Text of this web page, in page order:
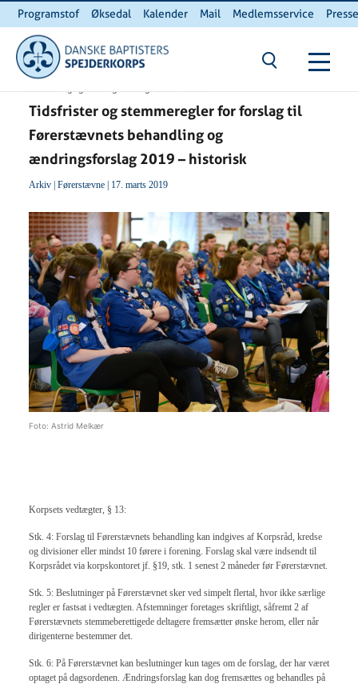
Programstof Øksedal Kalender Mail Medlemsservice
INTERNnet
Du er her:
Tidsfrister og stemmeregler for forslag til
Førerstævnets behandling og
ændringsforslag 2019 – historisk
Arkiv| Førerstævne| 17. marts 2019
Foto: Astrid Melkær
Korpsets vedtægter, § 13:
Stk. 4: Forslag til Førerstævnets behandling kan indgives af Korpsråd, kredse
og divisioner eller mindst 10 førere i forening. Forslag skal være indsendt til
Korpsrådet via korpskontoret jf. §19, stk. 1 senest 2 måneder før Førerstævnet.
Stk. 5: Beslutninger på Førerstævnet sker ved simpelt flertal, hvor ikke særlige
regler er fastsat i vedtægten. Afstemninger foretages skriftligt, såfremt 2 af
Førerstævnets stemmeberettigede deltagere fremsætter ønske herom, eller når
dirigenterne bestemmer det.
Stk. 6: På Førerstævnet kan beslutninger kun tages om de forslag, der har været
optaget på dagsordenen. Ændringsforslag kan dog fremsættes og behandles på